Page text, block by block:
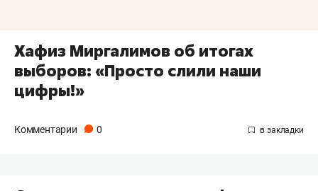
Хафиз Миргалимов об итогах
выборов: «Просто слили наши
цифры!»
Комментарии 0